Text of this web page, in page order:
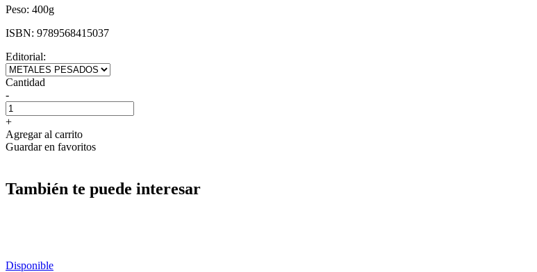
Peso: 400g
ISBN: 9789568415037
Editorial:
Cantidad
-
+
Agregar al carrito
Guardar en favoritos
También te puede interesar
Disponible